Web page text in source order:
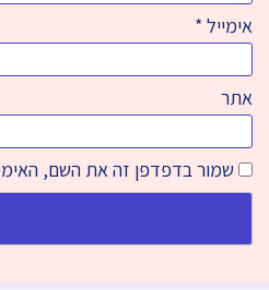
אימייל *
אתר
שמור בדפדפן זה את השם,